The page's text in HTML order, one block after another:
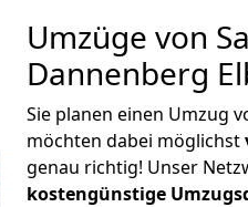
Umzüge von
Dannenberg
Sie planen einen Umzug
möchten dabei möglichst
genau richtig! Unser
kostengünstige